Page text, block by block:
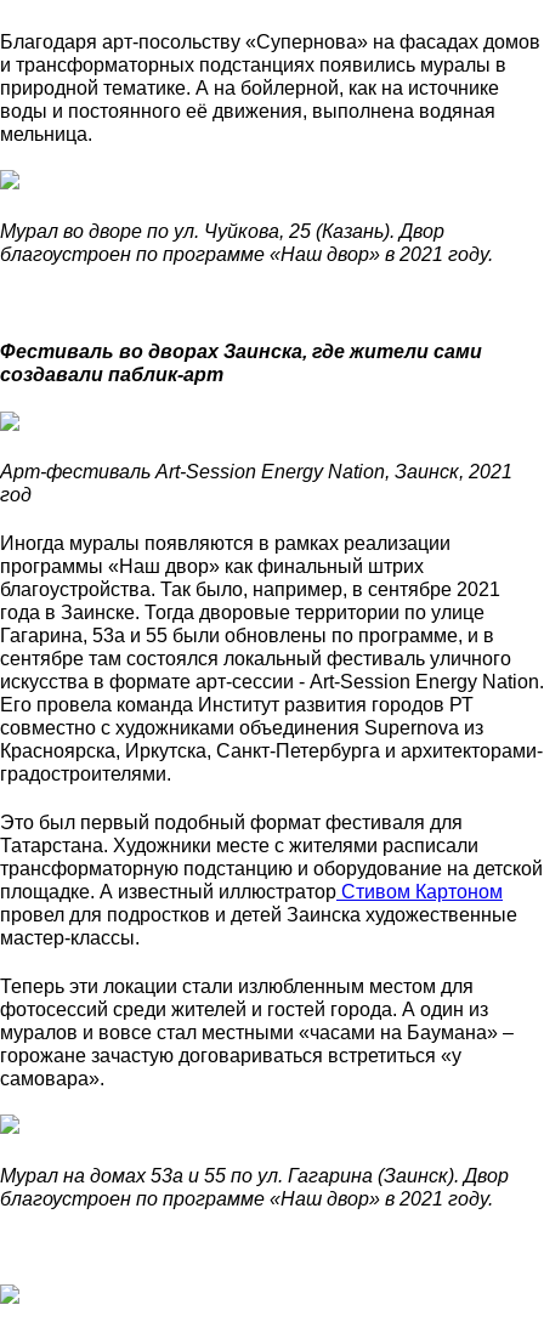
Благодаря арт-посольству «Супернова» на фасадах домов
и трансформаторных подстанциях появились муралы в
природной тематике. А на бойлерной, как на источнике
воды и постоянного её движения, выполнена водяная
мельница.
Мурал во дворе по ул. Чуйкова, 25 (Казань). Двор
благоустроен по программе «Наш двор» в 2021 году.
Фестиваль во дворах Заинска, где жители сами
создавали паблик-арт
Арт-фестиваль Art-Session Energy Nation, Заинск, 2021
год
Иногда муралы появляются в рамках реализации
программы «Наш двор» как финальный штрих
благоустройства. Так было, например, в сентябре 2021
года в Заинске. Тогда дворовые территории по улице
Гагарина, 53а и 55 были обновлены по программе, и в
сентябре там состоялся локальный фестиваль уличного
искусства в формате арт-сессии - Art-Session Energy Nation.
Его провела команда Институт развития городов РТ
совместно с художниками объединения Supernova из
Красноярска, Иркутска, Санкт-Петербурга и архитекторами-
градостроителями.
Это был первый подобный формат фестиваля для
Татарстана. Художники месте с жителями расписали
трансформаторную подстанцию и оборудование на детской
площадке. А известный иллюстратор Стивом Картоном
провел для подростков и детей Заинска художественные
мастер-классы.
Теперь эти локации стали излюбленным местом для
фотосессий среди жителей и гостей города. А один из
муралов и вовсе стал местными «часами на Баумана» –
горожане зачастую договариваться встретиться «у
самовара».
Мурал на домах 53а и 55 по ул. Гагарина (Заинск). Двор
благоустроен по программе «Наш двор» в 2021 году.